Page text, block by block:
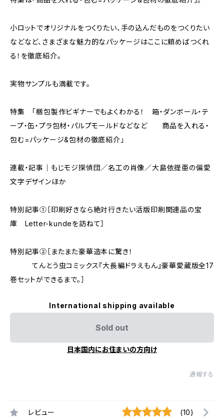
小ロットでオリジナルをつくりたい、手の込んだものをつくりたい
などなど、さまざまな魅力的なパッケージはここに頼めばつくれ
る！を徹底紹介。
実物サンプルも満載です。
特集 「梱包製作ビギナーでもよくわかる！ 箱・ダンボール・テ
ープ・缶・プラ包材・パルプモールドなどなど 商品を入れる・
包む=パッケージ&包材の徹底紹介」
連載・記事｜もじモジ探偵団／名工の肖像／大島依提亜の偏愛
文字デザインほか
特別記事①［印刷好きなら絶対行きたい活版印刷関連品の宝
庫 Letter-kundeを訪ねて］
特別記事②［またまた豪華造本に驚き！
てんとう虫コミックス『大長編ドラえもん』豪華愛蔵版全17
巻セットができるまで。］
International shipping available
Sold out
日本国内にお住まいの方向け
通報する
レビュー (10)